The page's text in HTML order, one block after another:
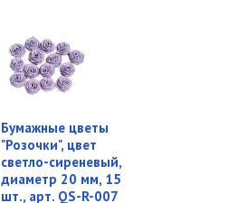
Бумажные цветы
"Розочки", цвет
светло-сиреневый,
диаметр 20 мм, 15
шт., арт. QS-R-007